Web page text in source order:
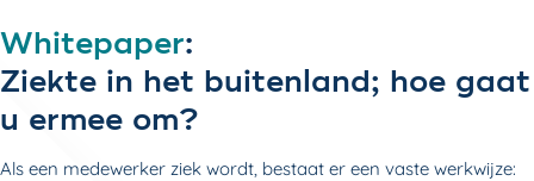
Whitepaper:
Ziekte in het buitenland; hoe gaat
u ermee om?
Als een medewerker ziek wordt, bestaat er een vaste werkwijze: